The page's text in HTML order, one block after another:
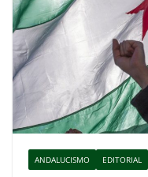
ANDALUCISMO EDITORIAL